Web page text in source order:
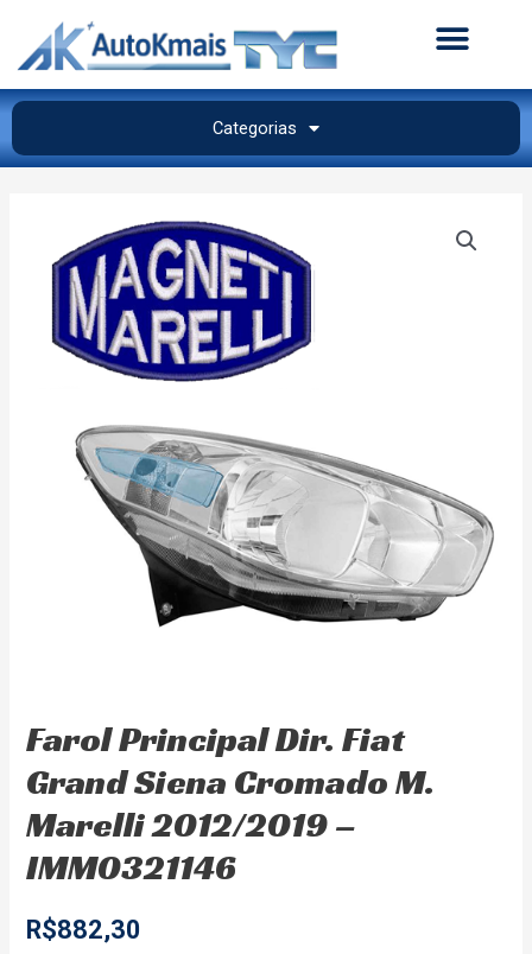
Categorias
Farol Principal Dir. Fiat
Grand Siena Cromado M.
Marelli 2012/2019 –
IMM0321146
R$882,30